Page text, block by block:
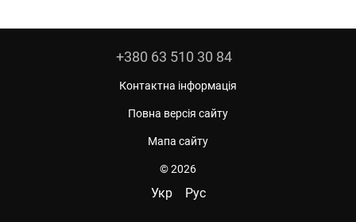
+380 63 510 30 84
Контактна інформація
Повна версія сайту
Мапа сайту
© 2026
Укр Рус